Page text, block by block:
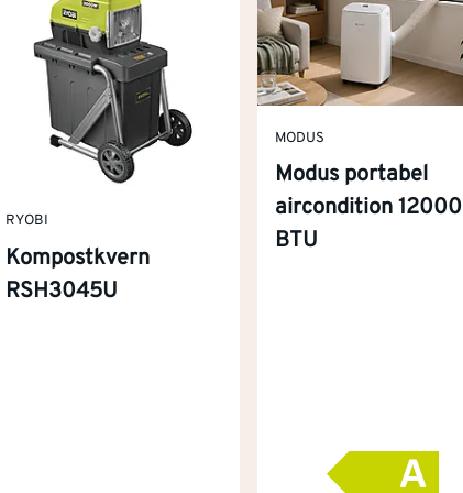
RYOBI
Kompostkvern
RSH3045U
MODUS
Modus portabel
aircondition 12000
BTU